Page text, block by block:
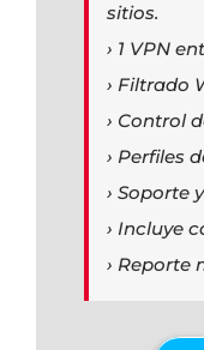
sitios.
› 1 VPN
› Filtrado
› Control
› Perfiles
› Soporte
› Incluye
› Reporte